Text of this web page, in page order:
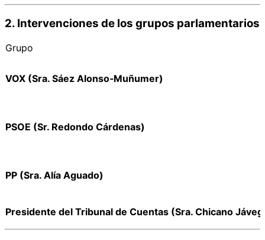
2. Intervenciones de los grupos parlamentarios
Grupo
VOX (Sra. Sáez Alonso‑Muñumer)
PSOE (Sr. Redondo Cárdenas)
PP (Sra. Alía Aguado)
Presidente del Tribunal de Cuentas (Sra. Chicano